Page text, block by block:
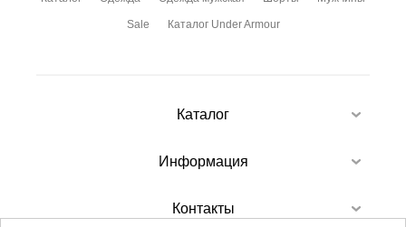
Sale Каталог Under Armour
Каталог
Информация
Контакты